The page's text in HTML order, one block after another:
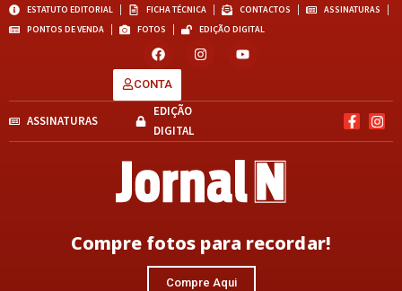
ESTATUTO EDITORIAL FICHA TÉCNICA CONTACTOS
ASSINATURAS
PONTOS DE VENDA
FOTOS EDIÇÃO DIGITAL
CONTA
ASSINATURAS
EDIÇÃO
DIGITAL
Compre fotos para recordar!
Compre Aqui